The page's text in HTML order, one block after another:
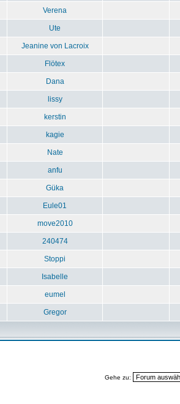
Verena
Ute
Jeanine von Lacroix
Flötex
Dana
lissy
kerstin
kagie
Nate
anfu
Güka
Eule01
move2010
240474
Stoppi
Isabelle
eumel
Gregor
Gehe zu: